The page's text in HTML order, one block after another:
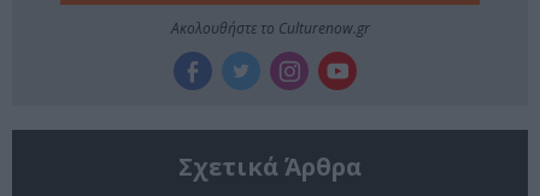
Ακολουθήστε το Culturenow.gr
Σχετικά Άρθρα